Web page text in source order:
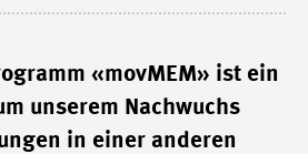
«movMEM» ist ein
unserem Nachwuchs
in einer anderen